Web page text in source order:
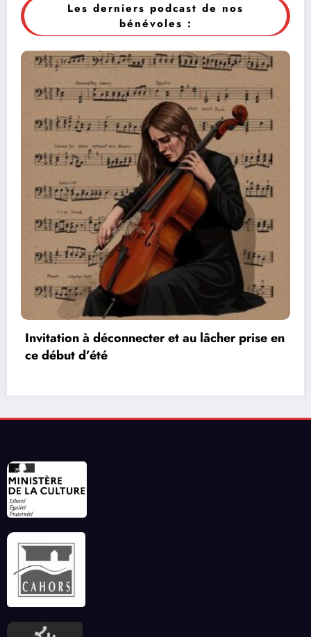
Les derniers podcast de nos
bénévoles :
Les réseaux de communication entre les
vidéos